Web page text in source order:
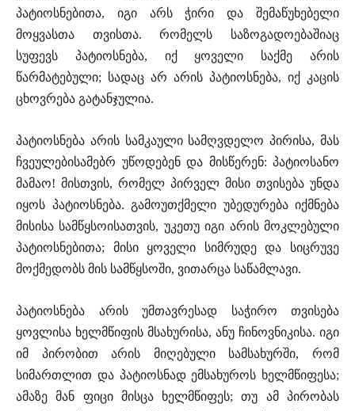
პატიოსნებითა, იგი არს ჭირი და შემაწუხებელი
მოყვასთა თვისთა. რომელს საზოგადოებაშიაც
სუფევს პატიოსნება, იქ ყოველი საქმე არის
წარმატებული; სადაც არ არის პატიოსნება, იქ კაცის
ცხოვრება გატანჯულია.
პატიოსნება არის სამკაული სამღვდელო პირისა, მას
ჩვეულებისამებრ უწოდებენ და მისწერენ: პატიოსანო
მამაო! მისთვის, რომელ პირველ მისი თვისება უნდა
იყოს პატიოსნება. გამოუთქმელი უბედურება იქმნება
მისისა სამწყსოისათვის, უკეთუ იგი არის მოკლებული
პატიოსნებითა; მისი ყოველი სიმრუდე და სიცრუვე
მოქმედობს მის სამწყსოში, ვითარცა საწამლავი.
პატიოსნება არის უმთავრესად საჭირო თვისება
ყოვლისა ხელმწიფის მსახურისა, ანუ ჩინოვნიკისა. იგი
იმ პირობით არის მიღებული სამსახურში, რომ
სიმართლით და პატიოსნად ემსახუროს ხელმწიფესა;
ამაზე მან ფიცი მისცა ხელმწიფეს; თუ ამ პირობას